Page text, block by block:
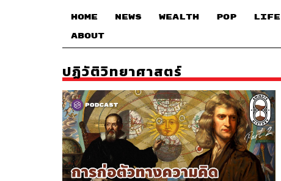
HOME NEWS WEALTH POP LIFE
ABOUT
ปฏิวัติวิทยาศาสตร์